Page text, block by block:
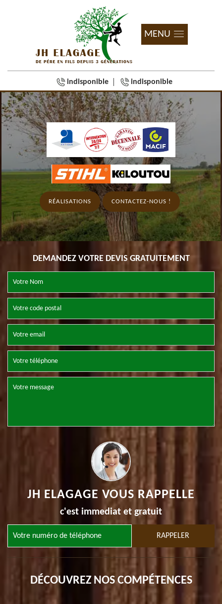
MENU
indisponible indisponible
RÉALISATIONS CONTACTEZ-NOUS !
DEMANDEZ VOTRE DEVIS GRATUITEMENT
JH ELAGAGE VOUS RAPPELLE
c'est immediat et gratuit
DÉCOUVREZ NOS COMPÉTENCES